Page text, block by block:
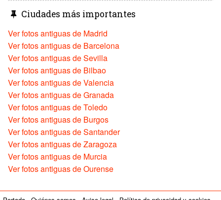
Ciudades más importantes
Ver fotos antiguas de Madrid
Ver fotos antiguas de Barcelona
Ver fotos antiguas de Sevilla
Ver fotos antiguas de Bilbao
Ver fotos antiguas de Valencia
Ver fotos antiguas de Granada
Ver fotos antiguas de Toledo
Ver fotos antiguas de Burgos
Ver fotos antiguas de Santander
Ver fotos antiguas de Zaragoza
Ver fotos antiguas de Murcia
Ver fotos antiguas de Ourense